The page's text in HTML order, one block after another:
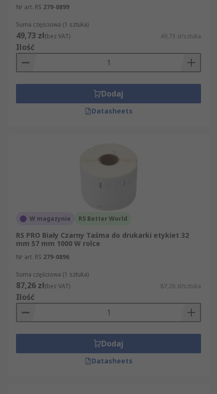
Nr art. RS 279-0899
Suma częściowa (1 sztuka)
49,73 zł(bez VAT) 49,73 zł/sztuka
Ilość
Dodaj
Datasheets
W magazynie RS Better World
RS PRO Biały Czarny Taśma do drukarki etykiet 32
mm 57 mm 1000 W rolce
Nr art. RS 279-0896
Suma częściowa (1 sztuka)
87,26 zł(bez VAT) 87,26 zł/sztuka
Ilość
Dodaj
Datasheets